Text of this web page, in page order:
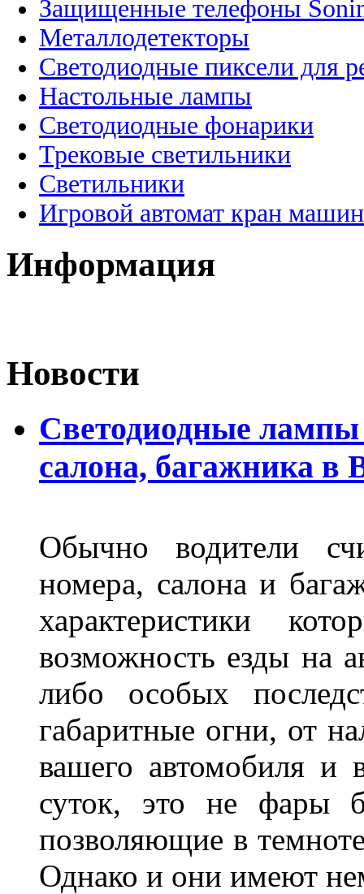
Защищенные телефоны
Металлодетекторы
Светодиодные пиксели для
Настольные лампы
Светодиодные фонарики
Трековые светильники
Светильники
Игровой автомат кран
Информация
Новости
Светодиодные лампы
салона, багажника в
Обычно водители
номера, салона и
характеристики
возможность езды на
либо особых
габаритные огни, от
вашего автомобиля и
суток, это не фары
позволяющие в
Однако и они имеют